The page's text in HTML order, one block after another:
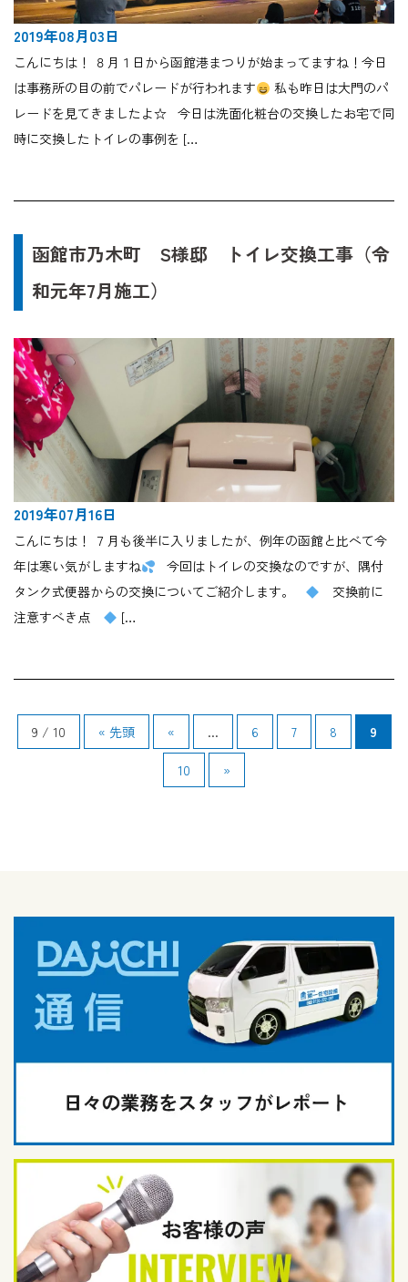
2019年08月03日
こんにちは！ ８月１日から函館港まつりが始まってますね！今日
は事務所の目の前でパレードが行われます
私も昨日は大門のパ
レードを見てきましたよ☆ 今日は洗面化粧台の交換したお宅で同
時に交換したトイレの事例を […
函館市乃木町 S様邸 トイレ交換工事（令
和元年7月施工）
2019年07月16日
こんにちは！ ７月も後半に入りましたが、例年の函館と比べて今
年は寒い気がしますね
今回はトイレの交換なのですが、隅付
タンク式便器からの交換についてご紹介します。
交換前に
注意すべき点
[…
9 / 10 « 先頭 « ... 6 7 8 9
10 »